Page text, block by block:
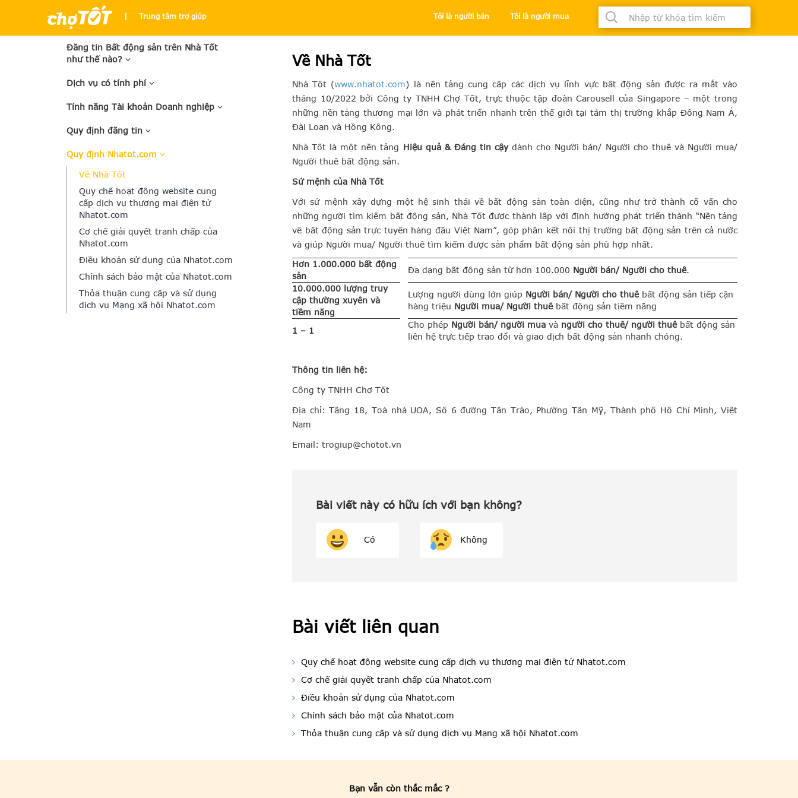
Trung tâm trợ giúp Tôi là người bán Tôi là người mua
Đăng tin Bất động sản trên Nhà Tốt
như thế nào?
Dịch vụ có tính phí
Tính năng Tài khoản Doanh nghiệp
Quy định đăng tin
Quy định Nhatot.com
Về Nhà Tốt
Quy chế hoạt động website cung
cấp dịch vụ thương mại điện tử
Nhatot.com
Cơ chế giải quyết tranh chấp của
Nhatot.com
Điều khoản sử dụng của Nhatot.com
Chính sách bảo mật của Nhatot.com
Thỏa thuận cung cấp và sử dụng
dịch vụ Mạng xã hội Nhatot.com
Về Nhà Tốt
Nhà Tốt (www.nhatot.com) là nền tảng cung cấp các dịch vụ lĩnh vực bất động sản được ra mắt vào
tháng 10/2022 bởi Công ty TNHH Chợ Tốt, trực thuộc tập đoàn Carousell của Singapore – một trong
những nền tảng thương mại lớn và phát triển nhanh trên thế giới tại tám thị trường khắp Đông Nam Á,
Đài Loan và Hồng Kông.
Nhà Tốt là một nền tảng Hiệu quả & Đáng tin cậydành cho Người bán/ Người cho thuê và Người mua/
Người thuê bất động sản.
Sứ mệnh của Nhà Tốt
Với sứ mệnh xây dựng một hệ sinh thái về bất động sản toàn diện, cũng như trở thành cố vấn cho
những người tìm kiếm bất động sản, Nhà Tốt được thành lập với định hướng phát triển thành “Nền tảng
về bất động sản trực tuyến hàng đầu Việt Nam”, góp phần kết nối thị trường bất động sản trên cả nước
và giúp Người mua/ Người thuê tìm kiếm được sản phẩm bất động sản phù hợp nhất.
Hơn 1.000.000 bất động
sản
Đa dạng bất động sản từ hơn 100.000 Người bán/ Người cho thuê.
10.000.000 lượng truy
cập thường xuyên và
tiềm năng
Lượng người dùng lớn giúp Người bán/ Người cho thuêbất động sản tiếp cận
hàng triệu Người mua/ Người thuêbất động sản tiềm năng
1 – 1
Cho phép Người bán/ người mua và người cho thuê/ người thuêbất động sản
liên hệ trực tiếp trao đổi và giao dịch bất động sản nhanh chóng.
Thông tin liên hệ:
Công ty TNHH Chợ Tốt
Địa chỉ: Tầng 18, Toà nhà UOA, Số 6 đường Tân Trào, Phường Tân Mỹ, Thành phố Hồ Chí Minh, Việt
Nam
Email: trogiup@chotot.vn
Bài viết này có hữu ích với bạn không?
Có Không
Bài viết liên quan
Quy chế hoạt động website cung cấp dịch vụ thương mại điện tử Nhatot.com
Cơ chế giải quyết tranh chấp của Nhatot.com
Điều khoản sử dụng của Nhatot.com
Chính sách bảo mật của Nhatot.com
Thỏa thuận cung cấp và sử dụng dịch vụ Mạng xã hội Nhatot.com
Bạn vẫn còn thắc mắc ?